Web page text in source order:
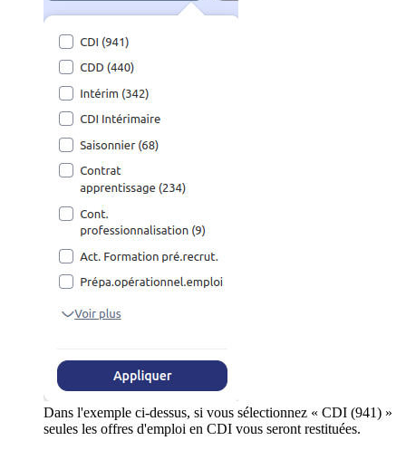
Dans l'exemple ci-dessus, si vous sélectionnez « CDI (941) »
seules les offres d'emploi en CDI vous seront restituées.